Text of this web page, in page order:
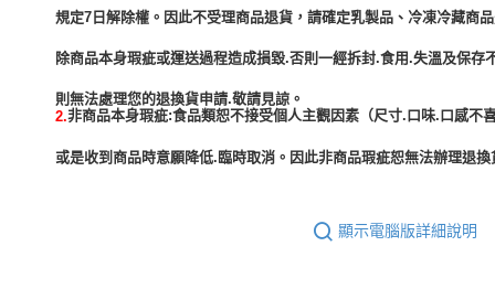
規定7日解除權。因此不受理商品退貨，請確定乳製品、冷凍冷藏商
除商品本身瑕疵或運送過程造成損毀.否則一經拆封.食用.失溫及保存
2.非商品本身瑕疵:食品類恕不接受個人主觀因素（尺寸.口味.口感不
或是收到商品時意願降低.臨時取消。因此非商品瑕疵恕無法辦理退
顯示電腦版詳細說明